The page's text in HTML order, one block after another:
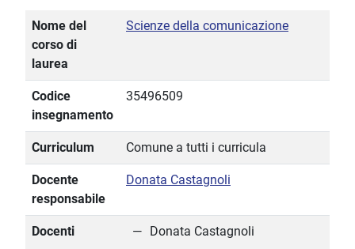
Nome del
corso di
laurea
Scienze della comunicazione
Codice
insegnamento
35496509
Curriculum Comune a tutti i curricula
Docente
responsabile
Donata Castagnoli
Docenti Donata Castagnoli